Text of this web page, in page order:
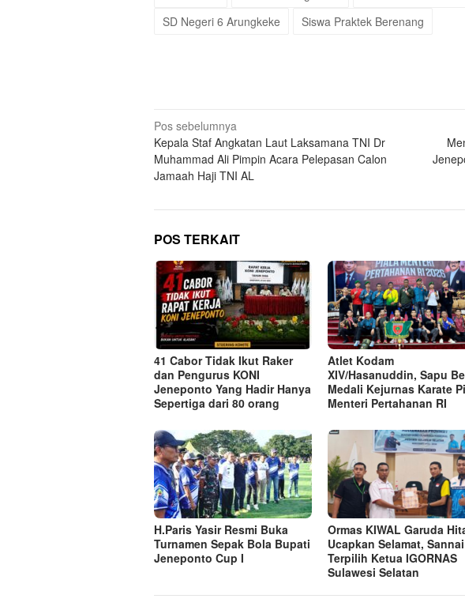
SD Negeri 6 Arungkeke
Siswa Praktek Berenang
Navigasi
pos
Pos sebelumnya
Kepala Staf Angkatan Laut Laksamana TNI Dr
Muhammad Ali Pimpin Acara Pelepasan Calon
Jamaah Haji TNI AL
POS TERKAIT
41 Cabor Tidak Ikut Raker
dan Pengurus KONI
Jeneponto Yang Hadir Hanya
Sepertiga dari 80 orang
Atlet Kodam
XIV/Hasanuddin, Sapu
Medali Kejurnas Karate
Menteri Pertahanan RI
H.Paris Yasir Resmi Buka
Turnamen Sepak Bola Bupati
Jeneponto Cup I
Ormas KIWAL Garuda
Ucapkan Selamat, Sannai
Terpilih Ketua IGORNAS
Sulawesi Selatan